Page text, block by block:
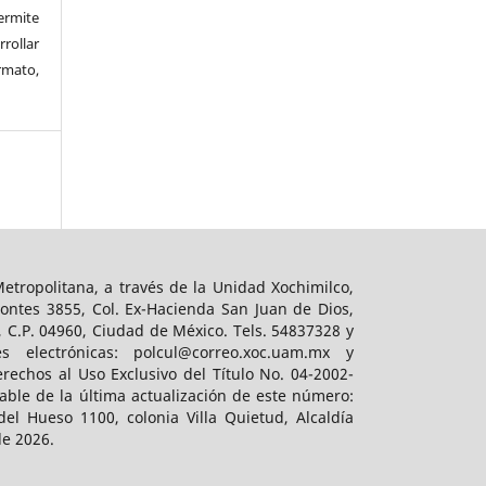
a través de la Unidad Xochimilco,
3855, Col. Ex-Hacienda San Juan de Dios,
04960, Ciudad de México. Tels. 54837328 y
polcul@correo.xoc.uam.mx y
al Uso Exclusivo del Título No. 04-2002-
de la última actualización de este número:
Hueso 1100, colonia Villa Quietud, Alcaldía
2026.